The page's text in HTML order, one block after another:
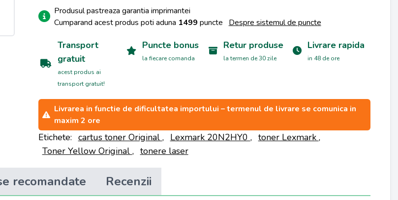
Produsul pastreaza garantia imprimantei
Cumparand acest produs poti aduna 1499 puncte Despre sistemul de puncte
Transport
gratuit
acest produs ai
transport gratuit!
Puncte bonus
la fiecare comanda
Retur produse
la termen de 30 zile
Livrare rapida
in 48 de ore
Livrarea in functie de dificultatea importului – termenul de livrare se comunica in
maxim 2 ore
Etichete: cartus toner Original , Lexmark 20N2HY0 , toner Lexmark ,
Toner Yellow Original , tonere laser
recomandate Recenzii